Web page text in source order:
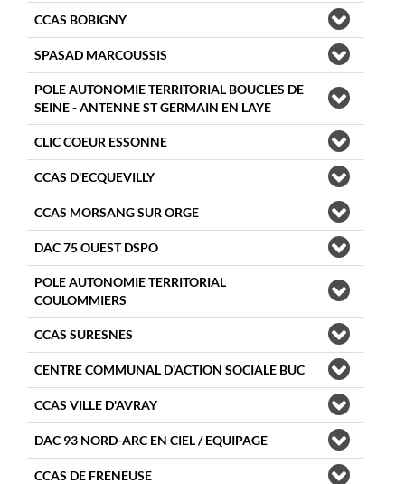
CCAS BOBIGNY
SPASAD MARCOUSSIS
POLE AUTONOMIE TERRITORIAL BOUCLES DE
SEINE - ANTENNE ST GERMAIN EN LAYE
CLIC COEUR ESSONNE
CCAS D'ECQUEVILLY
CCAS MORSANG SUR ORGE
DAC 75 OUEST DSPO
POLE AUTONOMIE TERRITORIAL
COULOMMIERS
CCAS SURESNES
CENTRE COMMUNAL D'ACTION SOCIALE BUC
CCAS VILLE D'AVRAY
DAC 93 NORD-ARC EN CIEL / EQUIPAGE
CCAS DE FRENEUSE